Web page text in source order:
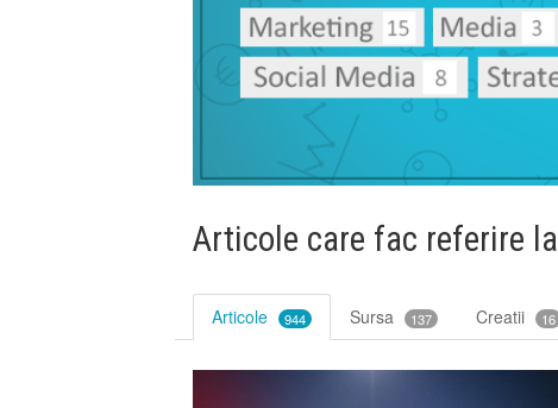
Articole care fac referire la
Articole 944 Sursa 137 Creatii 16